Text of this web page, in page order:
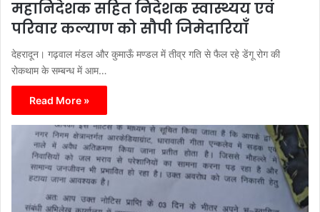
महानिदेशक सहित निदेशक स्वास्थ्यय एवं
परिवार कल्याण को सौपी जिमेदारियाँ
देहरादून। गढ़वाल मंडल और कुमाऊँ मण्डल में तीव्र गति से फैल रहे डेंगू रोग की
रोकथाम के सम्बन्ध में आम…
Read More »